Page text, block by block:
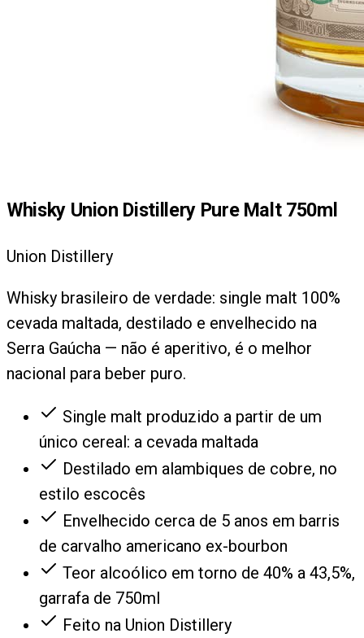
Whisky Union Distillery Pure Malt 750ml
Union Distillery
Whisky brasileiro de verdade: single malt 100%
cevada maltada, destilado e envelhecido na
Serra Gaúcha — não é aperitivo, é o melhor
nacional para beber puro.
Single malt produzido a partir de um
único cereal: a cevada maltada
Destilado em alambiques de cobre, no
estilo escocês
Envelhecido cerca de 5 anos em barris
de carvalho americano ex-bourbon
Teor alcoólico em torno de 40% a 43,5%,
garrafa de 750ml
Feito na Union Distillery